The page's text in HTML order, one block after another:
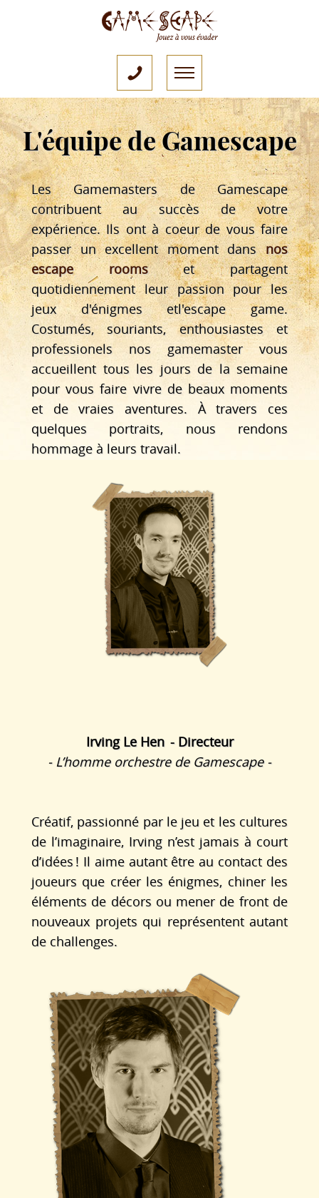
L'équipe de Gamescape
Les Gamemasters de Gamescape
contribuent au succès de votre
expérience. Ils ont à coeur de vous faire
passer un excellent moment dansnos
escape roomset partagent
quotidiennement leur passion pour les
jeux d'énigmes etl'escape game.
Costumés, souriants, enthousiastes et
professionels nos gamemaster vous
accueillent tous les jours de la semaine
pour vous faire vivre de beaux moments
et de vraies aventures. À travers ces
quelques portraits, nous rendons
hommage à leurs travail.
Irving Le Hen - Directeur
- L’homme orchestre de Gamescape -
Créatif, passionné par le jeu et les cultures
de l’imaginaire, Irving n’est jamais à court
d’idées ! Il aime autant être au contact des
joueurs que créer les énigmes, chiner les
éléments de décors ou mener de front de
nouveaux projets qui représentent autant
de challenges.